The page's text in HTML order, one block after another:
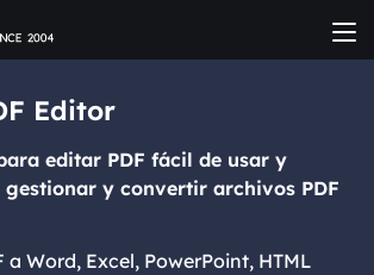
Editor
editar PDF fácil de usar y
y convertir archivos PDF
a Word, Excel, PowerPoint, HTML